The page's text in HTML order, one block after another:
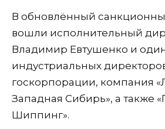
В обновлённый
вошли исполнительный
Владимир Евтушенко и
индустриальных
госкорпорации, компания
Западная Сибирь», а также
Шиппинг».